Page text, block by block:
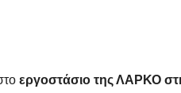
εργοστάσιο της ΛΑΡΚΟ